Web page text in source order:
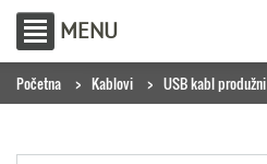
MENU
Početna Kablovi USB kabl produžni